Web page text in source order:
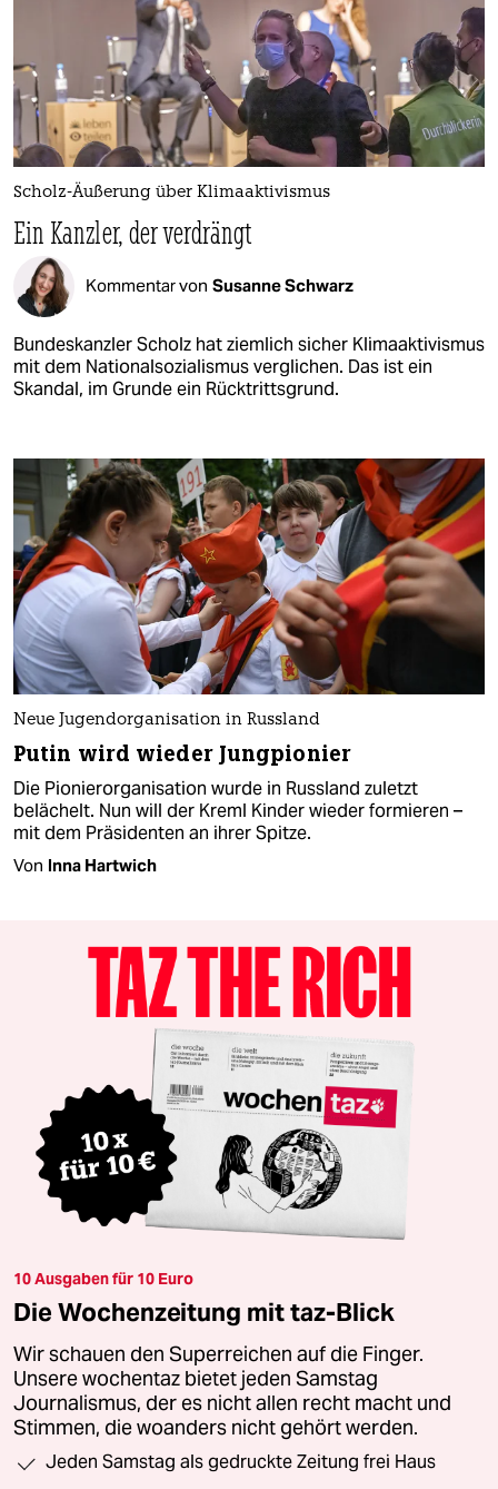
Scholz-Äußerung über Klimaaktivismus
Ein Kanzler, der verdrängt
Kommentar von Susanne Schwarz
Bundeskanzler Scholz hat ziemlich sicher Klimaaktivismus
mit dem Nationalsozialismus verglichen. Das ist ein
Skandal, im Grunde ein Rücktrittsgrund.
Neue Jugendorganisation in Russland
Putin wird wieder Jungpionier
Die Pionierorganisation wurde in Russland zuletzt
belächelt. Nun will der Kreml Kinder wieder formieren –
mit dem Präsidenten an ihrer Spitze.
Von Inna Hartwich
10 Ausgaben für 10 Euro
Die Wochenzeitung mit taz-Blick
Wir schauen den Superreichen auf die Finger.
Unsere wochentaz bietet jeden Samstag
Journalismus, der es nicht allen recht macht und
Stimmen, die woanders nicht gehört werden.
Jeden Samstag als gedruckte Zeitung frei Haus